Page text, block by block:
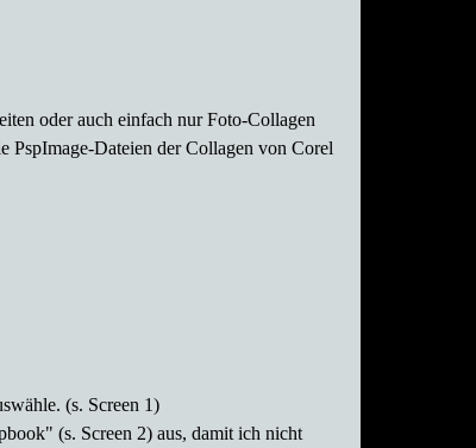
oder auch einfach nur Foto-Collagen
PspImage-Dateien der Collagen von Corel
(s. Screen 1)
(s. Screen 2) aus, damit ich nicht